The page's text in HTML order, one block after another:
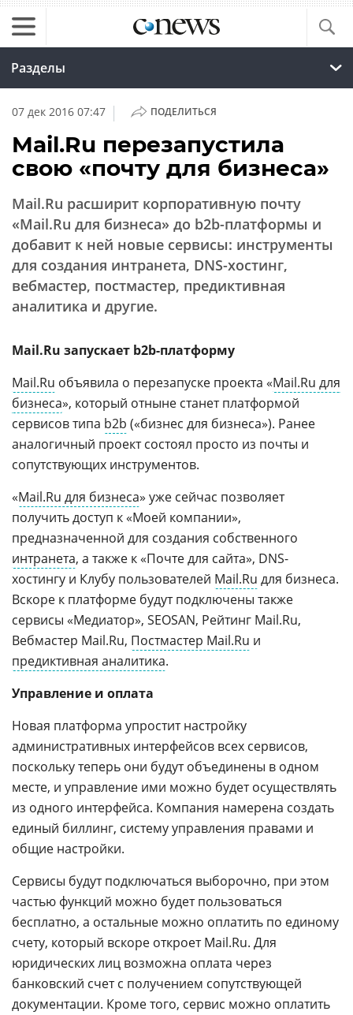
Разделы
07 дек 2016 07:47 | ПОДЕЛИТЬСЯ
Mail.Ru перезапустила
свою «почту для бизнеса»
Mail.Ru расширит корпоративную почту
«Mail.Ru для бизнеса» до b2b-платформы и
добавит к ней новые сервисы: инструменты
для создания интранета, DNS-хостинг,
вебмастер, постмастер, предиктивная
аналитика и другие.
Mail.Ru запускает b2b-платформу
Mail.Ru объявила о перезапуске проекта «Mail.Ru для
бизнеса», который отныне станет платформой
сервисов типа b2b («бизнес для бизнеса»). Ранее
аналогичный проект состоял просто из почты и
сопутствующих инструментов.
«Mail.Ru для бизнеса» уже сейчас позволяет
получить доступ к «Моей компании»,
предназначенной для создания собственного
интранета, а также к «Почте для сайта», DNS-
хостингу и Клубу пользователей Mail.Ru для бизнеса.
Вскоре к платформе будут подключены также
сервисы «Медиатор», SEOSAN, Рейтинг Mail.Ru,
Вебмастер Mail.Ru, Постмастер Mail.Ru и
предиктивная аналитика.
Управление и оплата
Новая платформа упростит настройку
административных интерфейсов всех сервисов,
поскольку теперь они будут объединены в одном
месте, и управление ими можно будет осуществлять
из одного интерфейса. Компания намерена создать
единый биллинг, систему управления правами и
общие настройки.
Сервисы будут подключаться выборочно, при этом
частью функций можно будет пользоваться
бесплатно, а остальные можно оплатить по единому
счету, который вскоре откроет Mail.Ru. Для
юридических лиц возможна оплата через
банковский счет с получением сопутствующей
документации. Кроме того, сервис можно оплатить